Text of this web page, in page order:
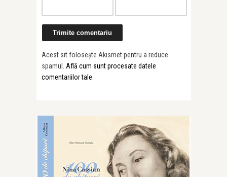
Acest sit folosește Akismet pentru a reduce
spamul. Află cum sunt procesate datele
comentariilor tale